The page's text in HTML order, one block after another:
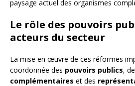
paysage actuel des organismes
Le rôle des pouvoirs
acteurs du secteur
La mise en œuvre de ces réformes
coordonnée des pouvoirs publics,
complémentaires et des